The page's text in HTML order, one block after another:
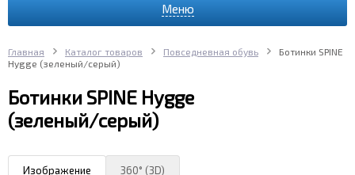
Меню
Главная Каталог товаров Повседневная обувь
Ботинки SPINE
Hygge (зеленый/серый)
Ботинки SPINE Hygge
(зеленый/серый)
Изображение 360° (3D)